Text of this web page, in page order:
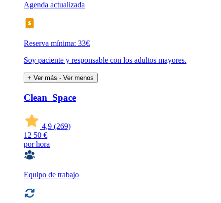
Agenda actualizada
Reserva mínima: 33€
Soy paciente y responsable con los adultos mayores.
+ Ver más - Ver menos
Clean_Space
4,9 (269)
12 50 €
por hora
Equipo de trabajo